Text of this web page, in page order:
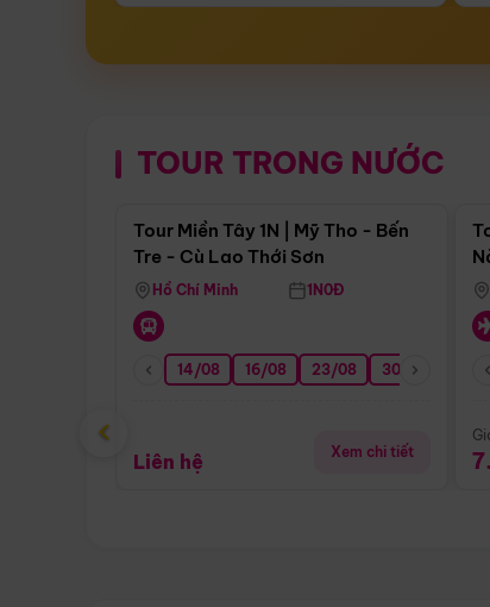
TOUR TRONG NƯỚC
Điểm nổi bật
Tour Miền Tây 1N | Mỹ Tho - Bến
Tre - Cù Lao Thới Sơn
Hồ Chí Minh 1N0Đ
14/08 16/08 23/08 30/08 06/09
Liên hệ Xem chi tiết
‹